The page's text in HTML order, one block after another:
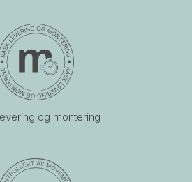
og montering